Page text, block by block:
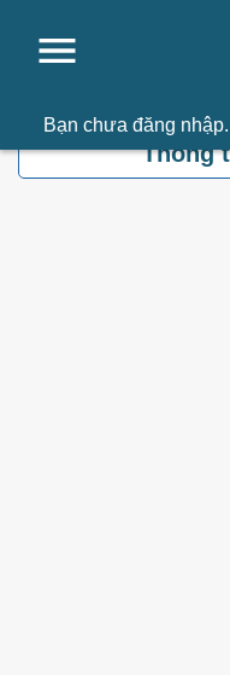
Bạn chưa đăng
Thông